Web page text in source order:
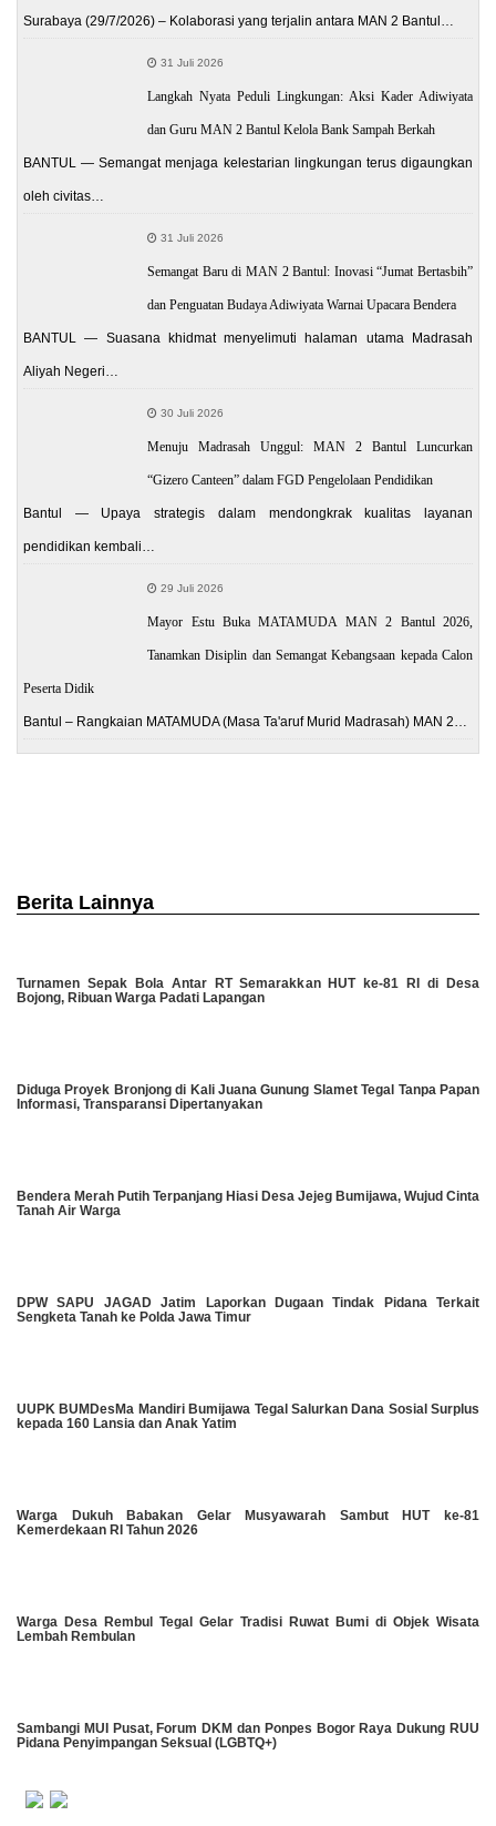
Surabaya (29/7/2026) – Kolaborasi yang terjalin antara MAN 2 Bantul…
31 Juli 2026
Langkah Nyata Peduli Lingkungan: Aksi Kader Adiwiyata
dan Guru MAN 2 Bantul Kelola Bank Sampah Berkah
BANTUL — Semangat menjaga kelestarian lingkungan terus digaungkan
oleh civitas…
31 Juli 2026
Semangat Baru di MAN 2 Bantul: Inovasi “Jumat Bertasbih”
dan Penguatan Budaya Adiwiyata Warnai Upacara Bendera
BANTUL — Suasana khidmat menyelimuti halaman utama Madrasah
Aliyah Negeri…
30 Juli 2026
Menuju Madrasah Unggul: MAN 2 Bantul Luncurkan
“Gizero Canteen” dalam FGD Pengelolaan Pendidikan
Bantul — Upaya strategis dalam mendongkrak kualitas layanan
pendidikan kembali…
29 Juli 2026
Mayor Estu Buka MATAMUDA MAN 2 Bantul 2026,
Tanamkan Disiplin dan Semangat Kebangsaan kepada Calon
Peserta Didik
Bantul – Rangkaian MATAMUDA (Masa Ta'aruf Murid Madrasah) MAN 2…
Berita Lainnya
Turnamen Sepak Bola Antar RT Semarakkan HUT ke-81 RI di Desa
Bojong, Ribuan Warga Padati Lapangan
Diduga Proyek Bronjong di Kali Juana Gunung Slamet Tegal Tanpa Papan
Informasi, Transparansi Dipertanyakan
Bendera Merah Putih Terpanjang Hiasi Desa Jejeg Bumijawa, Wujud Cinta
Tanah Air Warga
DPW SAPU JAGAD Jatim Laporkan Dugaan Tindak Pidana Terkait
Sengketa Tanah ke Polda Jawa Timur
UUPK BUMDesMa Mandiri Bumijawa Tegal Salurkan Dana Sosial Surplus
kepada 160 Lansia dan Anak Yatim
Warga Dukuh Babakan Gelar Musyawarah Sambut HUT ke-81
Kemerdekaan RI Tahun 2026
Warga Desa Rembul Tegal Gelar Tradisi Ruwat Bumi di Objek Wisata
Lembah Rembulan
Sambangi MUI Pusat, Forum DKM dan Ponpes Bogor Raya Dukung RUU
Pidana Penyimpangan Seksual (LGBTQ+)